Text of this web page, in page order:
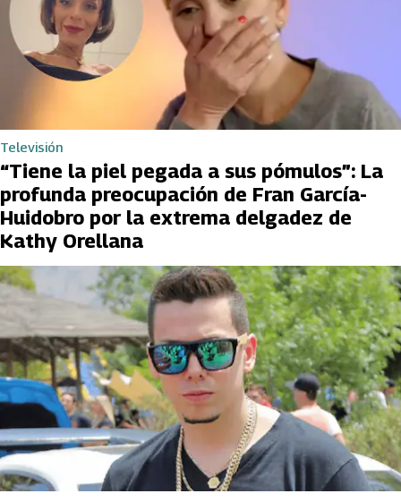
Televisión
“Tiene la piel pegada a sus pómulos”: La
profunda preocupación de Fran García-
Huidobro por la extrema delgadez de
Kathy Orellana